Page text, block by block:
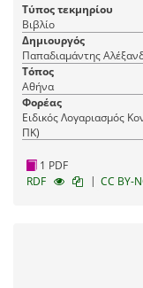
Τύπος τεκμηρίου
Βιβλίο
Δημιουργός
Παπαδιαμάντης
Τόπος
Αθήνα
Φορέας
Ειδικός Λογαριασμός
ΠΚ)
1 PDF
RDF
| CC BY-